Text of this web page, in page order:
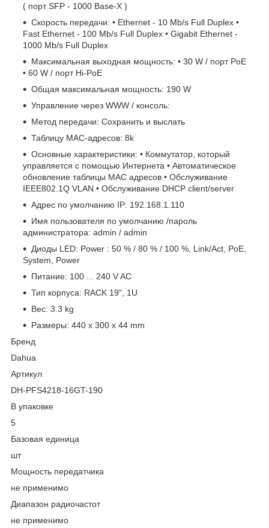
( порт SFP - 1000 Base-X )
Скорость передачи: • Ethernet - 10 Mb/s Full Duplex •
Fast Ethernet - 100 Mb/s Full Duplex • Gigabit Ethernet -
1000 Mb/s Full Duplex
Максимальная выходная мощность: • 30 W / порт PoE
• 60 W / порт Hi-PoE
Общая максимальная мощность: 190 W
Управление через WWW / консоль:
Метод передачи: Сохранить и выслать
Таблицу МАС-адресов: 8k
Основные характеристики: • Коммутатор, который
управляется с помощью Интернета • Автоматическое
обновление таблицы MAC адресов • Обслуживание
IEEE802.1Q VLAN • Обслуживание DHCP client/server
Адрес по умолчанию IP: 192.168.1.110
Имя пользователя по умолчанию /пароль
администратора: admin / admin
Диоды LED: Power : 50 % / 80 % / 100 %, Link/Act, PoE,
System, Power
Питание: 100 ... 240 V AC
Тип корпуса: RACK 19", 1U
Вес: 3.3 kg
Размеры: 440 x 300 x 44 mm
Бренд
Dahua
Артикул
DH-PFS4218-16GT-190
В упаковке
5
Базовая единица
шт
Мощность передатчика
не применимо
Диапазон радиочастот
не применимо